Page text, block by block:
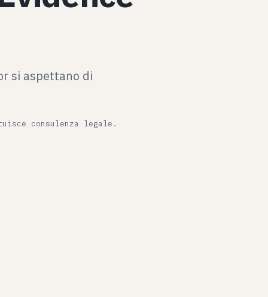
si aspettano di
consulenza legale.